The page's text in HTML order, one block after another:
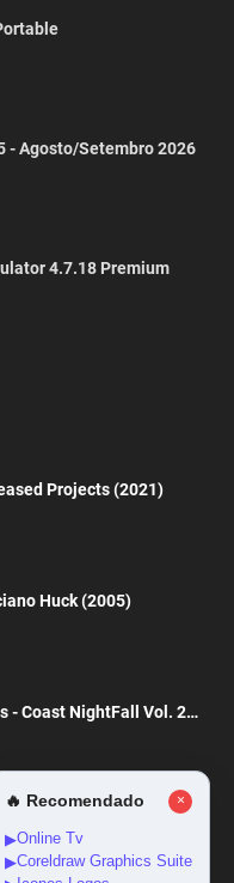
- Agosto/Setembro 2026
4.7.18 Premium
Projects (2021)
Huck (2005)
- Coast NightFall Vol. 2…
🔥 Recomendado ×
▶Online Tv
▶Coreldraw Graphics Suite